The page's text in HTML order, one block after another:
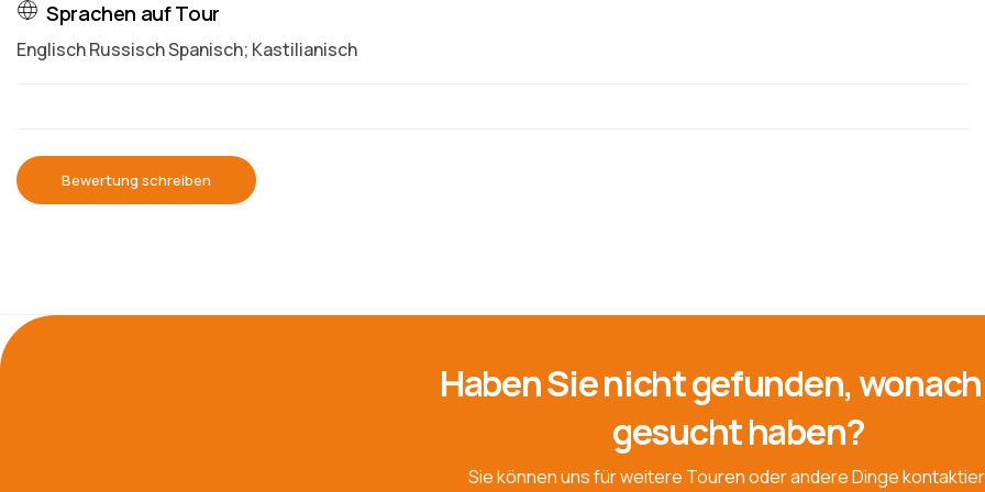
Sprachen auf Tour
Englisch Russisch Spanisch; Kastilianisch
Bewertung schreiben
Haben Sie nicht gefunden,
gesucht haben?
Sie können uns für weitere Touren oder andere Dinge